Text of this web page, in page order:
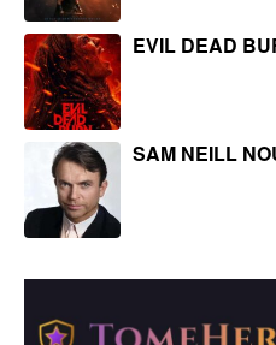
EVIL DEAD
SAM NEILL